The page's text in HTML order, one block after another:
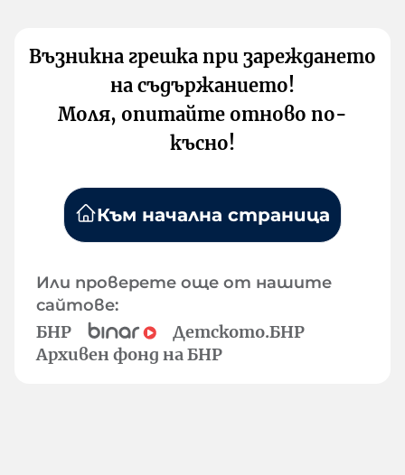
Възникна грешка при зареждането
на съдържанието!
Моля, опитайте отново по-
късно!
Към начална страница
Или проверете още от нашите
сайтове:
БНР
Детското.БНР
Архивен фонд на БНР